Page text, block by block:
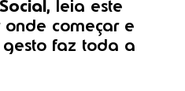
, leia este
onde começar e
faz toda a